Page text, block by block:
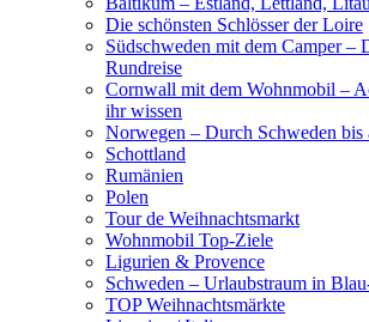
Die schönsten Schlösser der Loire
Südschweden mit dem Camper –
Rundreise
Cornwall mit dem Wohnmobil –
ihr wissen
Norwegen – Durch Schweden bis
Schottland
Rumänien
Polen
Tour de Weihnachtsmarkt
Wohnmobil Top-Ziele
Ligurien & Provence
Schweden – Urlaubstraum in
TOP Weihnachtsmärkte